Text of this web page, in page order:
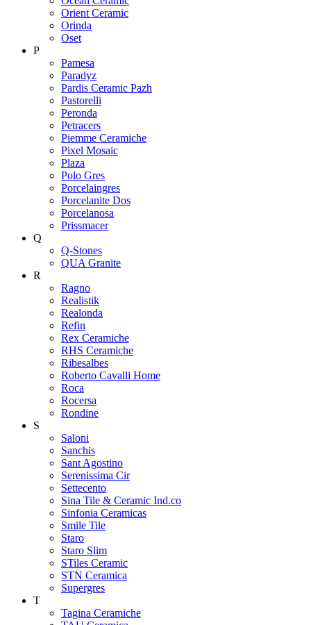
Orient Ceramic
Orinda
Oset
P
Pamesa
Paradyz
Pardis Ceramic Pazh
Pastorelli
Peronda
Petracers
Piemme Ceramiche
Pixel Mosaic
Plaza
Polo Gres
Porcelaingres
Porcelanite Dos
Porcelanosa
Prissmacer
Q
Q-Stones
QUA Granite
R
Ragno
Realistik
Realonda
Refin
Rex Ceramiche
RHS Ceramiche
Ribesalbes
Roberto Cavalli Home
Roca
Rocersa
Rondine
S
Saloni
Sanchis
Sant Agostino
Serenissima Cir
Settecento
Sina Tile & Ceramic Ind.co
Sinfonia Ceramicas
Smile Tile
Staro
Staro Slim
STiles Ceramic
STN Ceramica
Supergres
T
Tagina Ceramiche